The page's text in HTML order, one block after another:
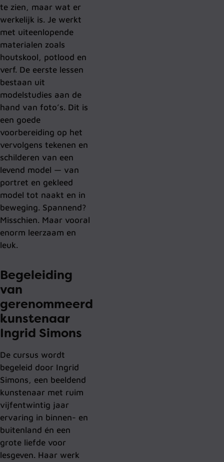
te zien, maar wat er
werkelijk is. Je werkt
met uiteenlopende
materialen zoals
houtskool, potlood en
verf. De eerste lessen
bestaan uit
modelstudies aan de
hand van foto’s. Dit is
een goede
voorbereiding op het
vervolgens tekenen en
schilderen van een
levend model — van
portret en gekleed
model tot naakt en in
beweging. Spannend?
Misschien. Maar vooral
enorm leerzaam en
leuk.
Begeleiding
van
gerenommeerd
kunstenaar
Ingrid Simons
De cursus wordt
begeleid door Ingrid
Simons, een beeldend
kunstenaar met ruim
vijfentwintig jaar
ervaring in binnen- en
buitenland én een
grote liefde voor
lesgeven. Haar werk